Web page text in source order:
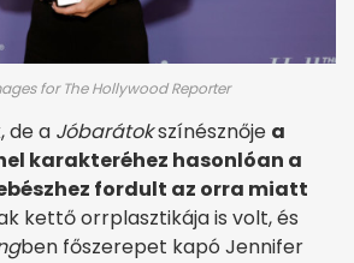
for The Hollywood Reporter
de a Jóbarátokszínésznője a
karakteréhez hasonlóan a
fordult az orra miatt
kettő orrplasztikája is volt, és
ben főszerepet kapó Jennifer